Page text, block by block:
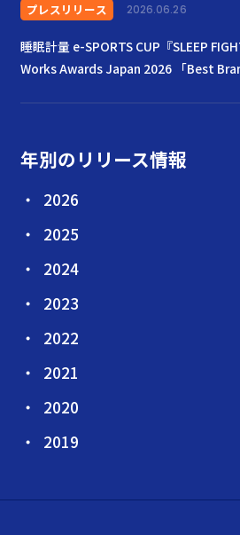
プレスリリース 2026.06.26
睡眠計量 e-SPORTS CUP『SLEEP
Works Awards Japan 2026 「Best
年別のリリース情報
2026
2025
2024
2023
2022
2021
2020
2019